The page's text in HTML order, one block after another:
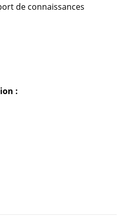
de connaissances
: